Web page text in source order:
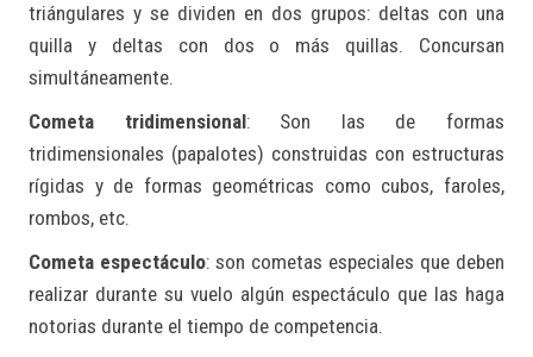
triángulares y se dividen en dos grupos: deltas con una
quilla y deltas con dos o más quillas. Concursan
simultáneamente.
Cometa tridimensional: Son las de formas
tridimensionales (papalotes) construidas con estructuras
rígidas y de formas geométricas como cubos, faroles,
rombos, etc.
Cometa espectáculo: son cometas especiales que deben
realizar durante su vuelo algún espectáculo que las haga
notorias durante el tiempo de competencia.